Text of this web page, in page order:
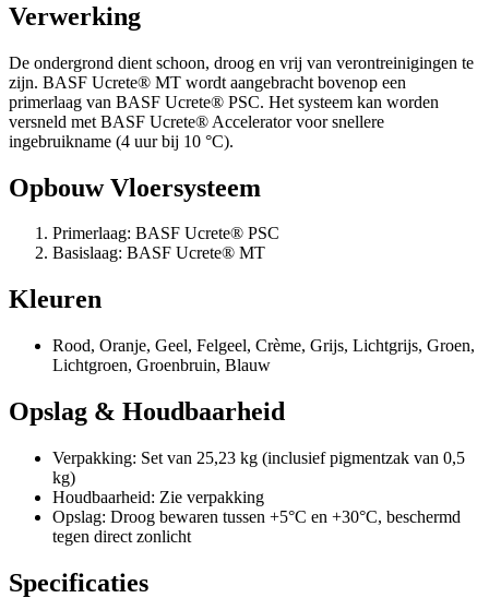
Verwerking
De ondergrond dient schoon, droog en vrij van verontreinigingen te
zijn. BASF Ucrete® MT wordt aangebracht bovenop een
primerlaag van BASF Ucrete® PSC. Het systeem kan worden
versneld met BASF Ucrete® Accelerator voor snellere
ingebruikname (4 uur bij 10 °C).
Opbouw Vloersysteem
Primerlaag: BASF Ucrete® PSC
Basislaag: BASF Ucrete® MT
Kleuren
Rood, Oranje, Geel, Felgeel, Crème, Grijs, Lichtgrijs, Groen,
Lichtgroen, Groenbruin, Blauw
Opslag & Houdbaarheid
Verpakking: Set van 25,23 kg (inclusief pigmentzak van 0,5
kg)
Houdbaarheid: Zie verpakking
Opslag: Droog bewaren tussen +5°C en +30°C, beschermd
tegen direct zonlicht
Specificaties